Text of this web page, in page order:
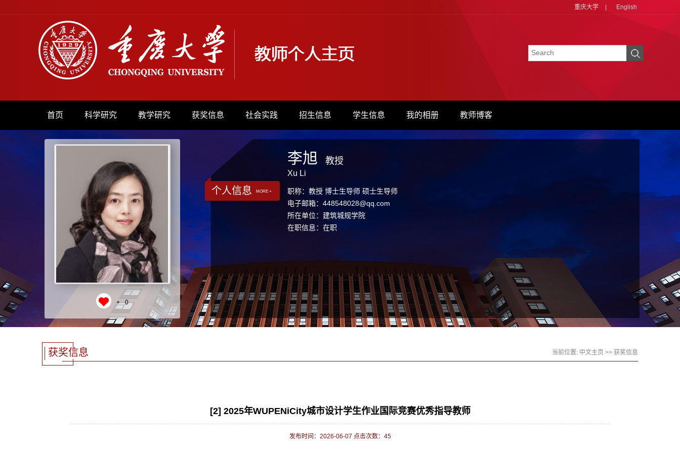
重庆大学 English
首页 科学研究 教学研究 获奖信息 社会实践 招生信息 学生信息 我的相册 教师博客
+ 0
个人信息 MORE +
李旭
Xu Li
教授
职称：教授 博士生导师 硕士生导师
电子邮箱： 448548028@qq.com
所在单位：建筑城规学院
在职信息：在职
获奖信息 当前位置: 中文主页 >> 获奖信息
[2] 2025年WUPENiCity城市设计学生作业国际竞赛优秀指导教师
发布时间：2026-06-07 点击次数： 45